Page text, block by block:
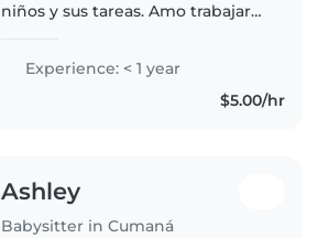
niños y sus tareas. Amo trabajar
estudiando para ejercer como
docente de educación inicial. 🥰
Experience: < 1 year
$5.00/hr
Ashley
Babysitter in Cumaná